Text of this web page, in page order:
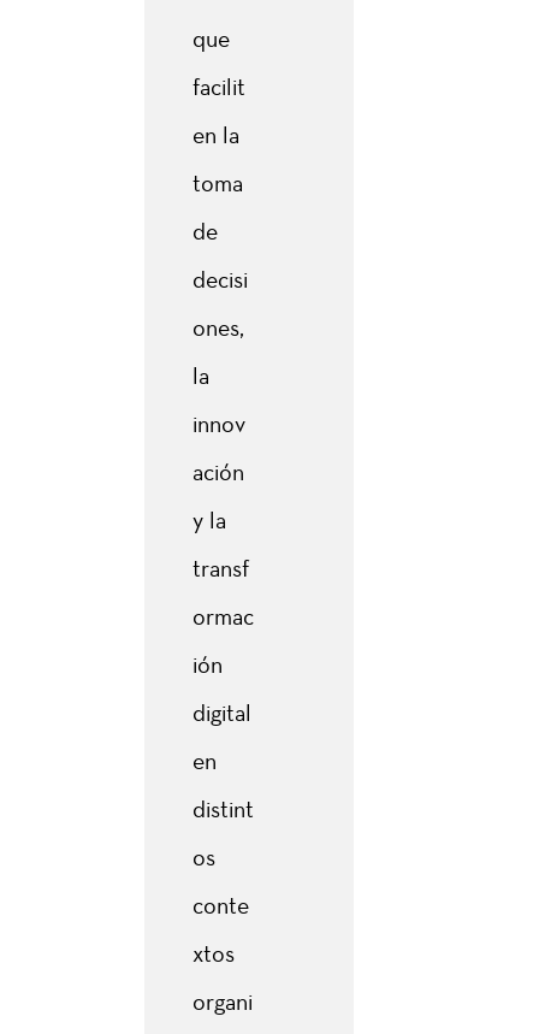
que
facilit
en la
toma
de
decisi
ones,
la
innov
ación
y la
transf
ormac
ión
digital
en
distint
os
conte
xtos
organi